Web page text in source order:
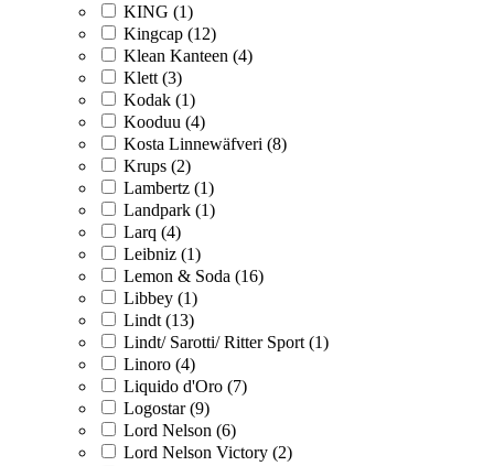
KING (1)
Kingcap (12)
Klean Kanteen (4)
Klett (3)
Kodak (1)
Kooduu (4)
Kosta Linnewäfveri (8)
Krups (2)
Lambertz (1)
Landpark (1)
Larq (4)
Leibniz (1)
Lemon & Soda (16)
Libbey (1)
Lindt (13)
Lindt/ Sarotti/ Ritter Sport (1)
Linoro (4)
Liquido d'Oro (7)
Logostar (9)
Lord Nelson (6)
Lord Nelson Victory (2)